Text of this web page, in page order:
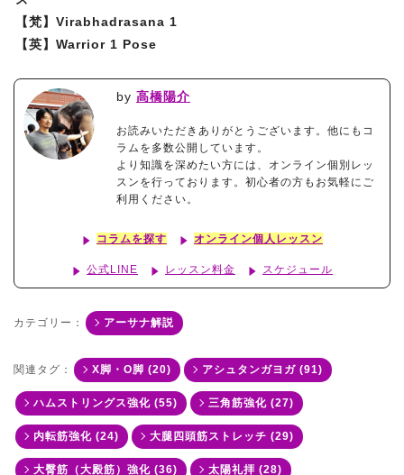
【梵】Virabhadrasana 1
【英】Warrior 1 Pose
by 高橋陽介
お読みいただきありがとうございます。他にもコ
ラムを多数公開しています。
より知識を深めたい方には、オンライン個別レッ
スンを行っております。初心者の方もお気軽にご
利用ください。
コラムを探す オンライン個人レッスン
公式LINE レッスン料金 スケジュール
カテゴリー： アーサナ解説
関連タグ： X脚・O脚 (20) アシュタンガヨガ (91)
ハムストリングス強化 (55) 三角筋強化 (27)
内転筋強化 (24) 大腿四頭筋ストレッチ (29)
大臀筋（大殿筋）強化 (36) 太陽礼拝 (28)